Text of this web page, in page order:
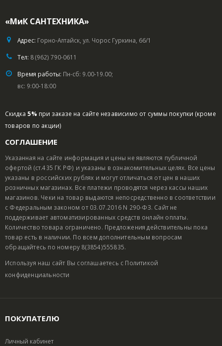
«МиК САНТЕХНИКА»
Адрес: Горно-Алтайск, ул. Чорос Гуркина, 66/1
Тел: 8 (962) 790-0611
Время работы: Пн-сб: 9.00-19.00;
вс: 9:00-18:00
Скидка 5% при заказе на сайте независимо от суммы покупки (кроме
товаров по акции)
СОГЛАШЕНИЕ
Указанная на сайте информация и цены не являются публичной
офертой (ст.435 ГК РФ) и указаны в ознакомительных целях. Все цены
указаны в российских рублях и могут отличаться от цен в наших
розничных магазинах. Все платежи проводятся через кассы наших
магазинов. Чеки на товар выдаются непосредственно в соответствии
с Федеральным законом от 03.07.2016 N 290-ФЗ. Сайт не
поддерживает автоматизированных средств онлайн оплаты.
Количество товара ограничено. Предложения действительны пока
товар есть в наличии. По всем дополнительным вопросам
обращайтесь по номеру 8(3854)555835.
Используя наш сайт Вы соглашаетесь с Политикой
конфиденциальности
ПОКУПАТЕЛЮ
Личный кабинет